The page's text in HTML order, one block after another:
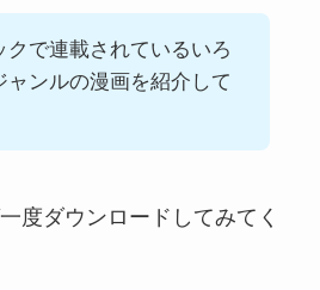
クで連載されているいろ
ャンルの漫画を紹介して
度ダウンロードしてみてく